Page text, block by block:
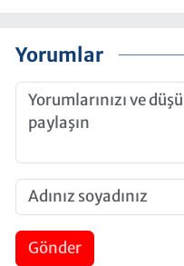
Yorumlar
Gönder